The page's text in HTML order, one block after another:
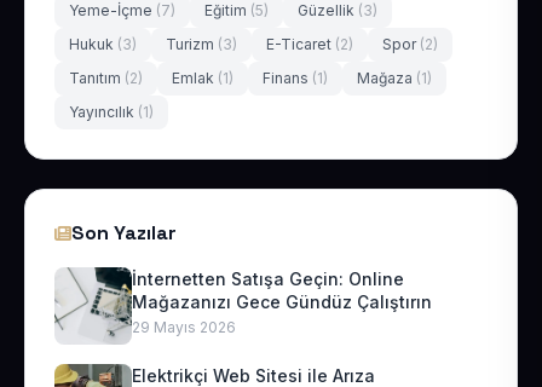
Yeme-İçme (7) Eğitim (5) Güzellik (3)
Hukuk (3) Turizm (3) E-Ticaret (2) Spor (2)
Tanıtım (2) Emlak (1) Finans (1) Mağaza (1)
Yayıncılık (1)
Son Yazılar
İnternetten Satışa Geçin: Online
Mağazanızı Gece Gündüz Çalıştırın
29 Mayıs 2026
Elektrikçi Web Sitesi ile Arıza